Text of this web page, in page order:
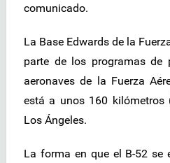
comunicado.
La Base Edwards de la
parte de los programas de
aeronaves de la Fuerza
está a unos 160
Los Ángeles.
La forma en que el B-52 se